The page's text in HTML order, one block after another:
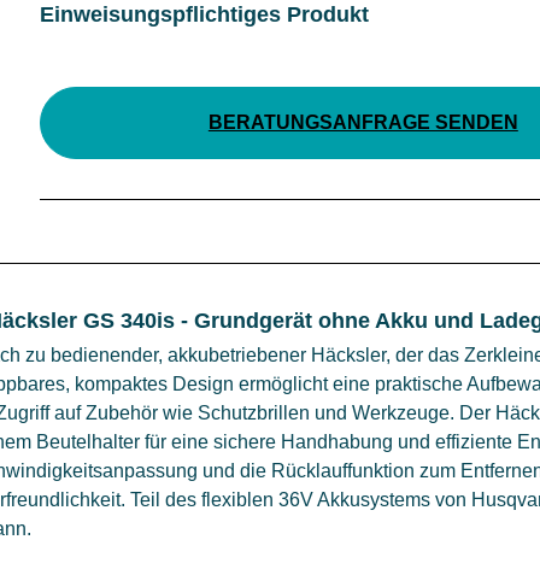
Einweisungspflichtiges Produkt
BERATUNGSANFRAGE SENDEN
GS 340is - Grundgerät ohne Akku und
zu bedienender, akkubetriebener Häcksler, der das
kompaktes Design ermöglicht eine praktische
auf Zubehör wie Schutzbrillen und Werkzeuge. Der
Beutelhalter für eine sichere Handhabung und effiziente
und die Rücklauffunktion zum
Teil des flexiblen 36V Akkusystems von